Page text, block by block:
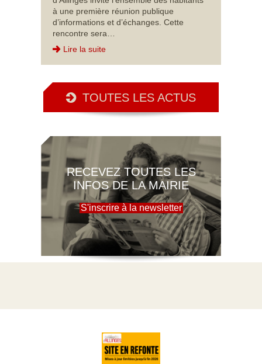
à une première réunion publique
d’informations et d’échanges. Cette
rencontre sera…
Lire la suite
TOUTES LES ACTUS
RECEVEZ TOUTES LES
INFOS DE LA MAIRIE
S'inscrire à la newsletter